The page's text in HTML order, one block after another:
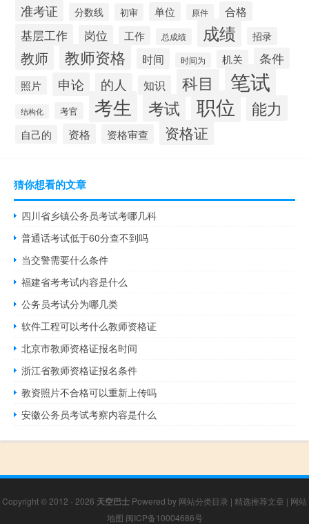
准考证 分数线 初审 单位 原件 合格
基层工作 岗位 工作 总成绩 成绩 招录
教师 教师资格 时间 时间为 机关 条件
照片 申论 的人 知识 科目 笔试
结构化 考官 考生 考试 职位 能力
自己的 资格 资格审查 资格证
猜你想看的文章
四川省乡镇公务员考试考哪几科
普通话考试低于60分查不到吗
当交警需要什么条件
福建省考考试内容是什么
公务员考试分为哪几类
软件工程可以考什么教师资格证
北京市教师资格证报名时间
浙江省教师资格证报名条件
教资照片不合格可以重新上传吗
安徽公务员考试考察内容是什么
Copyright © 2012 - 2026 天空巴士 Powered by 网站分类目录 | 精选推荐文章 | 网站
地图 闽ICP备10004686号